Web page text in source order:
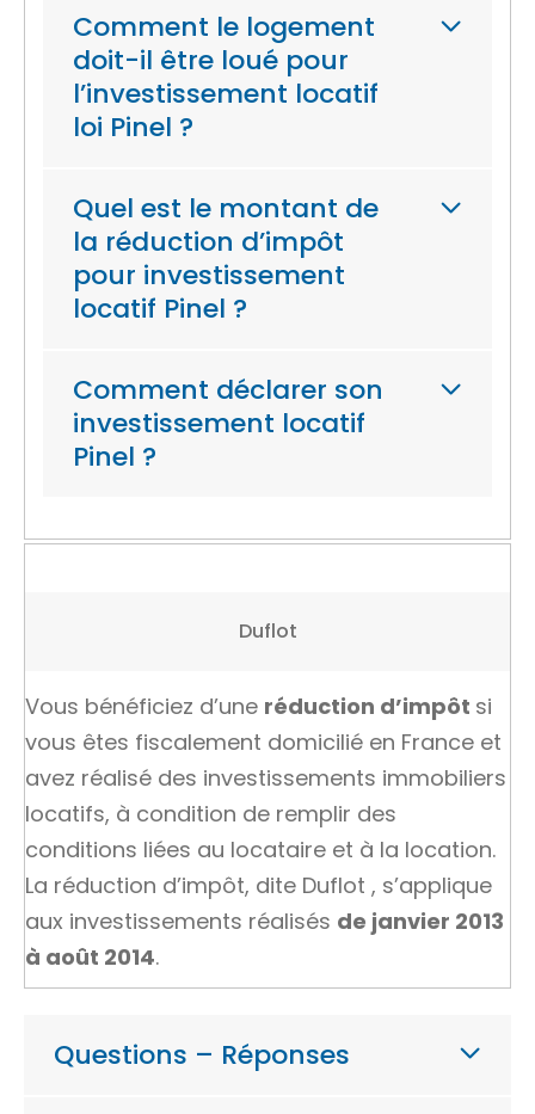
Comment le logement
doit-il être loué pour
l’investissement locatif
loi Pinel ?
Quel est le montant de
la réduction d’impôt
pour investissement
locatif Pinel ?
Comment déclarer son
investissement locatif
Pinel ?
Duflot
Vous bénéficiez d’une réduction d’impôt si
vous êtes fiscalement domicilié en France et
avez réalisé des investissements immobiliers
locatifs, à condition de remplir des
conditions liées au locataire et à la location.
La réduction d’impôt, dite Duflot , s’applique
aux investissements réalisés de janvier 2013
à août 2014.
Questions – Réponses